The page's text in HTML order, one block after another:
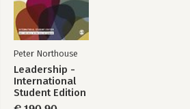
Peter Northouse
Leadership -
International
Student Edition